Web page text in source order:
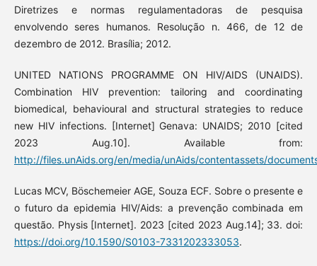
Diretrizes e normas regulamentadoras de pesquisa
envolvendo seres humanos. Resolução n. 466, de 12 de
dezembro de 2012. Brasília; 2012.
UNITED NATIONS PROGRAMME ON HIV/AIDS (UNAIDS).
Combination HIV prevention: tailoring and coordinating
biomedical, behavioural and structural strategies to reduce
new HIV infections. [Internet] Genava: UNAIDS; 2010 [cited
2023 Aug.10]. Available from:
http://files.unAids.org/en/media/unAids/contentassets/
Lucas MCV, Böschemeier AGE, Souza ECF. Sobre o presente e
o futuro da epidemia HIV/Aids: a prevenção combinada em
questão. Physis [Internet]. 2023 [cited 2023 Aug.14]; 33. doi:
https://doi.org/10.1590/S0103-7331202333053.